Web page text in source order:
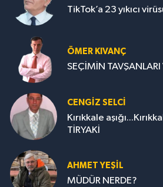
TikTok’a 23 yıkıcı
ÖMER KIVANÇ
SEÇİMİN
CENGİZ SELCİ
Kırıkkale
TİRYAKİ
AHMET YEŞİL
MÜDÜR NERDE?